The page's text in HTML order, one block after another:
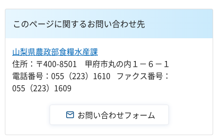
このページに関するお問い合わせ先
山梨県農政部食糧水産課
住所：〒400-8501 甲府市丸の内１－６－１
電話番号：055（223）1610 ファクス番号：
055（223）1609